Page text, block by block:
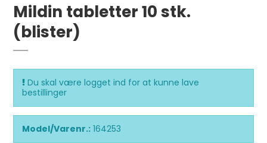
Mildin tabletter 10 stk.
(blister)
Du skal være logget ind for at kunne lave
bestillinger
Model/Varenr.: 164253